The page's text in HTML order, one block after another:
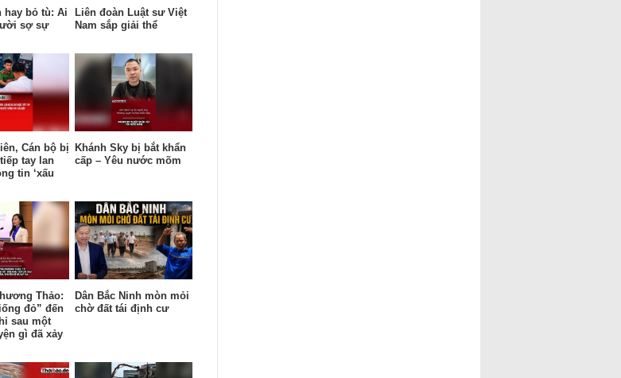
hay bỏ tù: Ai
sợ sự
Liên đoàn Luật sư Việt
Nam sắp giải thể
Cán bộ bị
tay lan
tin ‘xấu
Khánh Sky bị bắt khẩn
cấp – Yêu nước mõm
Thảo:
đỏ” đến
sau một
gì đã xảy
Dân Bắc Ninh mòn mỏi
chờ đất tái định cư